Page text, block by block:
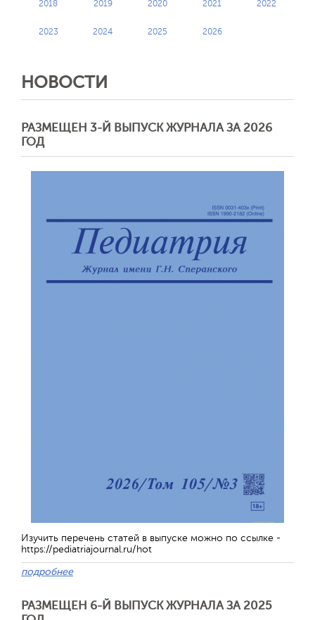
2018 2019 2020 2021 2022
2023 2024 2025 2026
НОВОСТИ
РАЗМЕЩЕН 3-Й ВЫПУСК ЖУРНАЛА ЗА 2026
ГОД
Изучить перечень статей в выпуске можно по ссылке -
https://pediatriajournal.ru/hot
подробнее
РАЗМЕЩЕН 6-Й ВЫПУСК ЖУРНАЛА ЗА 2025